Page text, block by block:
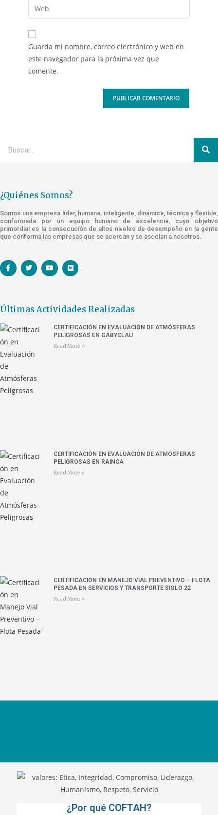
Guarda mi nombre, correo electrónico y web en
este navegador para la próxima vez que
comente.
¿Quiénes Somos?
Somos una empresa líder, humana, inteligente, dinámica, técnica y flexible,
conformada por un equipo humano de excelencia, cuyo objetivo
primordial es la consecución de altos niveles de desempeño en la gente
que conforma las empresas que se acercan y se asocian a nosotros.
Últimas Actividades Realizadas
CERTIFICACIÓN EN EVALUACIÓN DE ATMÓSFERAS
PELIGROSAS EN GABYCLAU
Read More »
CERTIFICACIÓN EN EVALUACIÓN DE ATMÓSFERAS
PELIGROSAS EN RAINCA
Read More »
CERTIFICACIÓN EN MANEJO VIAL PREVENTIVO – FLOTA
PESADA EN SERVICIOS Y TRANSPORTE SIGLO 22
Read More »
¿Por qué COFTAH?